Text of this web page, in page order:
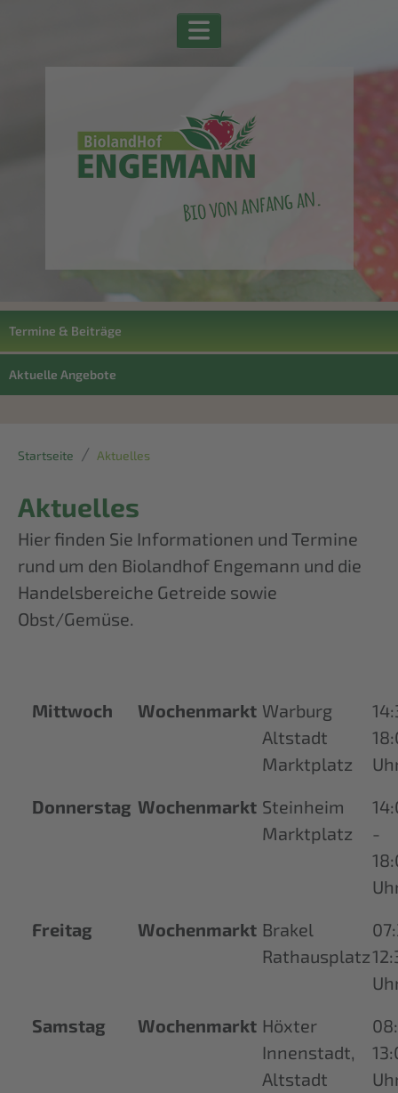
Termine & Beiträge
Aktuelle Angebote
Startseite Aktuelles
Aktuelles
Hier finden Sie Informationen und Termine
rund um den Biolandhof Engemann und die
Handelsbereiche Getreide sowie
Obst/Gemüse.
Mittwoch Wochenmarkt Warburg
Altstadt
Marktplatz
Donnerstag Wochenmarkt Steinheim
Marktplatz
-
Freitag
Wochenmarkt Brakel
Rathausplatz
Samstag
Wochenmarkt Höxter
Innenstadt,
Altstadt